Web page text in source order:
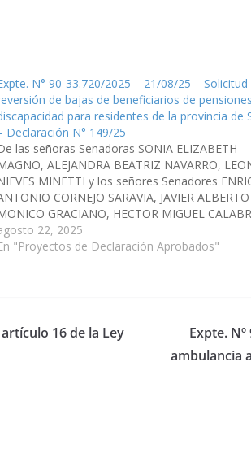
N° 90-33.720/2025 – 21/08/25 – Solicitud
de bajas de beneficiarios de
para residentes de la provincia de
Declaración N° 149/25
las señoras Senadoras SONIA ELIZABETH
ALEJANDRA BEATRIZ NAVARRO,
MINETTI y los señores Senadores
CORNEJO SARAVIA, JAVIER ALBERTO
GRACIANO, HECTOR MIGUEL
EVARISTO CARI, HECTOR DANIEL
RAUL NOLASCO, MANUEL OSCARP
22, 2025
"Proyectos de Declaración Aprobados"
16 de la Ley
Expte.
ambulancia